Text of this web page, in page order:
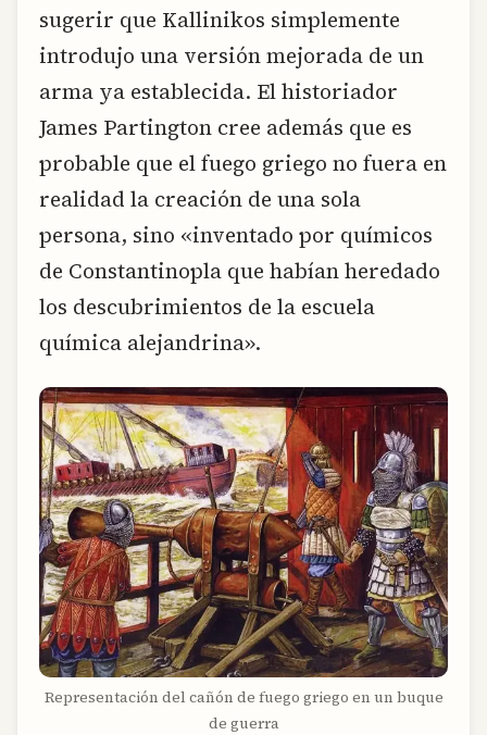
sugerir que Kallinikos simplemente
introdujo una versión mejorada de un
arma ya establecida. El historiador
James Partington cree además que es
probable que el fuego griego no fuera en
realidad la creación de una sola
persona, sino «inventado por químicos
de Constantinopla que habían heredado
los descubrimientos de la escuela
química alejandrina».
Representación del cañón de fuego griego en un buque
de guerra